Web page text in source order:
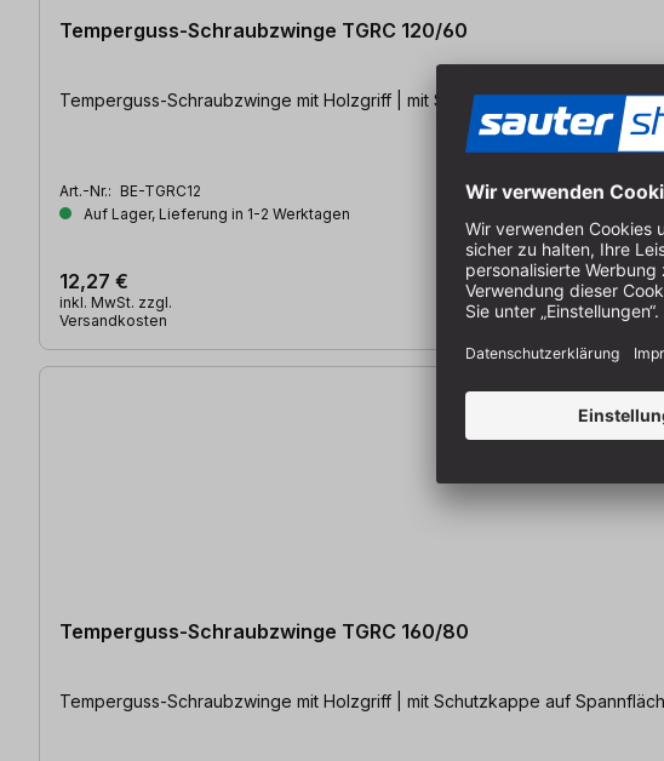
Temperguss-Schraubzwinge TGRC 120/60
Temperguss-Schraubzwinge mit Holzgriff | mit Schutzkappe auf
Art.-Nr.: BE-TGRC12
Auf Lager, Lieferung in 1-2 Werktagen
12,27 €
inkl. MwSt. zzgl.
Versandkosten
Temperguss-Schraubzwinge TGRC 160/80
Temperguss-Schraubzwinge mit Holzgriff | mit Schutzkappe auf